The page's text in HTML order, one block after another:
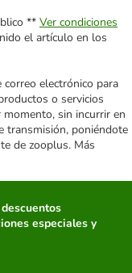
** Ver condiciones
el artículo en los
electrónico para
o servicios
sin incurrir en
transmisión, poniéndote
de zooplus. Más
especiales y